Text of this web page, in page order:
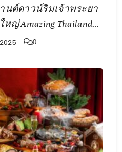
ต์ดาวน์ริมเจ้าพระยา
ญ่ Amazing Thailand
0